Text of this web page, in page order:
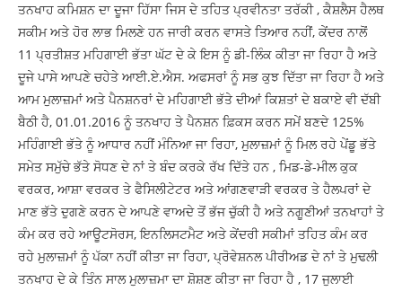
ਤਨਖਾਹ ਕਮਿਸ਼ਨ ਦਾ ਦੂਜਾ ਹਿੱਸਾ ਜਿਸ ਦੇ ਤਹਿਤ ਪ੍ਰਵੀਨਤਾ ਤਰੱਕੀ , ਕੈਸ਼ਲੈਸ ਹੈਲਥ
ਸਕੀਮ ਅਤੇ ਹੋਰ ਲਾਭ ਮਿਲਣੇ ਹਨ ਜਾਰੀ ਕਰਨ ਵਾਸਤੇ ਤਿਆਰ ਨਹੀਂ, ਕੇਂਦਰ ਨਾਲੋਂ
11 ਪ੍ਰਤੀਸ਼ਤ ਮਹਿਗਾਈ ਭੱਤਾ ਘੱਟ ਦੇ ਕੇ ਇਸ ਨੂੰ ਡੀ-ਲਿੰਕ ਕੀਤਾ ਜਾ ਰਿਹਾ ਹੈ ਅਤੇ
ਦੂਜੇ ਪਾਸੇ ਆਪਣੇ ਚਹੇਤੇ ਆਈ.ਏ.ਐਸ. ਅਫਸਰਾਂ ਨੂੰ ਸਭ ਕੁਝ ਦਿੱਤਾ ਜਾ ਰਿਹਾ ਹੈ ਅਤੇ
ਆਮ ਮੁਲਾਜ਼ਮਾਂ ਅਤੇ ਪੈਨਸ਼ਨਰਾਂ ਦੇ ਮਹਿਗਾਈ ਭੱਤੇ ਦੀਆਂ ਕਿਸ਼ਤਾਂ ਦੇ ਬਕਾਏ ਵੀ ਦੱਬੀ
ਬੈਠੀ ਹੈ, 01.01.2016 ਨੂੰ ਤਨਖਾਹ ਤੇ ਪੈਨਸ਼ਨ ਫ਼ਿਕਸ ਕਰਨ ਸਮੇਂ ਬਣਦੇ 125%
ਮਹਿੰਗਾਈ ਭੱਤੇ ਨੂੰ ਆਧਾਰ ਨਹੀਂ ਮੰਨਿਆ ਜਾ ਰਿਹਾ, ਮੁਲਾਜ਼ਮਾਂ ਨੂੰ ਮਿਲ ਰਹੇ ਪੇਂਡੂ ਭੱਤੇ
ਸਮੇਤ ਸਮੁੱਚੇ ਭੱਤੇ ਸੋਧਣ ਦੇ ਨਾਂ ਤੇ ਬੰਦ ਕਰਕੇ ਰੱਖ ਦਿੱਤੇ ਹਨ , ਮਿਡ-ਡੇ-ਮੀਲ ਕੁਕ
ਵਰਕਰ, ਆਸ਼ਾ ਵਰਕਰ ਤੇ ਫੈਸਿਲੀਟੇਟਰ ਅਤੇ ਆਂਗਣਵਾੜੀ ਵਰਕਰ ਤੇ ਹੈਲਪਰਾਂ ਦੇ
ਮਾਣ ਭੱਤੇ ਦੁਗਣੇ ਕਰਨ ਦੇ ਆਪਣੇ ਵਾਅਦੇ ਤੋਂ ਭੱਜ ਚੁੱਕੀ ਹੈ ਅਤੇ ਨਗੂਣੀਆਂ ਤਨਖਾਹਾਂ ਤੇ
ਕੰਮ ਕਰ ਰਹੇ ਆਊਟਸੋਰਸ, ਇਨਲਿਸਟਮੈਟ ਅਤੇ ਕੇਂਦਰੀ ਸਕੀਮਾਂ ਤਹਿਤ ਕੰਮ ਕਰ
ਰਹੇ ਮੁਲਾਜ਼ਮਾਂ ਨੂੰ ਪੱਕਾ ਨਹੀਂ ਕੀਤਾ ਜਾ ਰਿਹਾ, ਪ੍ਰੋਵੇਸ਼ਨਲ ਪੀਰੀਅਡ ਦੇ ਨਾਂ ਤੇ ਮੁਢਲੀ
ਤਨਖਾਹ ਦੇ ਕੇ ਤਿੰਨ ਸਾਲ ਮੁਲਾਜ਼ਮਾ ਦਾ ਸ਼ੋਸ਼ਣ ਕੀਤਾ ਜਾ ਰਿਹਾ ਹੈ , 17 ਜੁਲਾਈ